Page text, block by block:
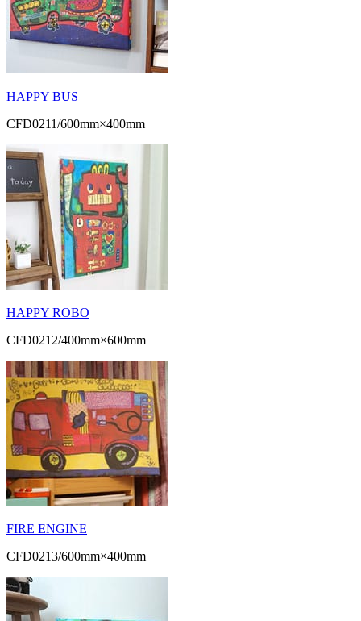
HAPPY BUS
CFD0211/600mm×400mm
HAPPY ROBO
CFD0212/400mm×600mm
FIRE ENGINE
CFD0213/600mm×400mm